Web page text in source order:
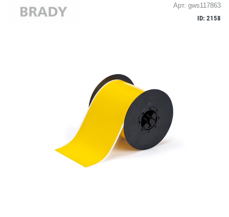
Арт. gws117863
ID: 2158